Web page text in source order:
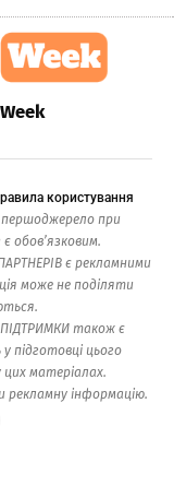
користування
першоджерело при
обов’язковим.
є рекламними
може не поділяти
також є
підготовці цього
цих матеріалах.
інформацію.